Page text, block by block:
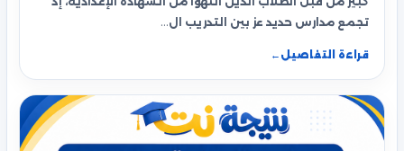
تجمع مدارس حديد عز بين التدريب ال…
قراءة التفاصيل ←